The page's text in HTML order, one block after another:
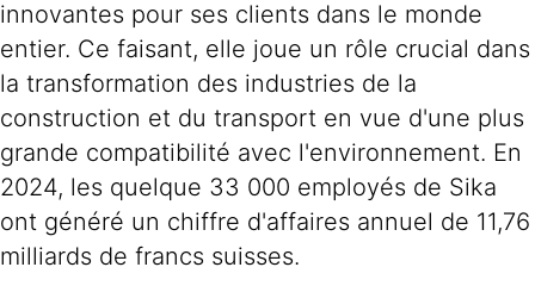
innovantes pour ses clients dans le monde
entier. Ce faisant, elle joue un rôle crucial dans
la transformation des industries de la
construction et du transport en vue d'une plus
grande compatibilité avec l'environnement. En
2024, les quelque 33 000 employés de Sika
ont généré un chiffre d'affaires annuel de 11,76
milliards de francs suisses.